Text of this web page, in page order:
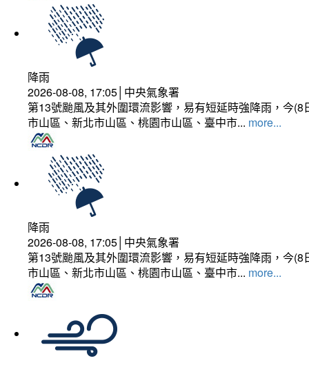
降雨
2026-08-08, 17:05│中央氣象署
第13號颱風及其外圍環流影響，易有短延時強降雨，今
市山區、新北市山區、桃園市山區、臺中市... more...
降雨
2026-08-08, 17:05│中央氣象署
第13號颱風及其外圍環流影響，易有短延時強降雨，今
市山區、新北市山區、桃園市山區、臺中市... more...